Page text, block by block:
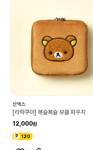
산엑스
[리락쿠마] 복슬복슬 부클 파우치
12,000
120